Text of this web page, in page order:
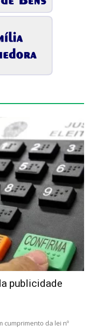
publicidade
cumprimento da lei nº